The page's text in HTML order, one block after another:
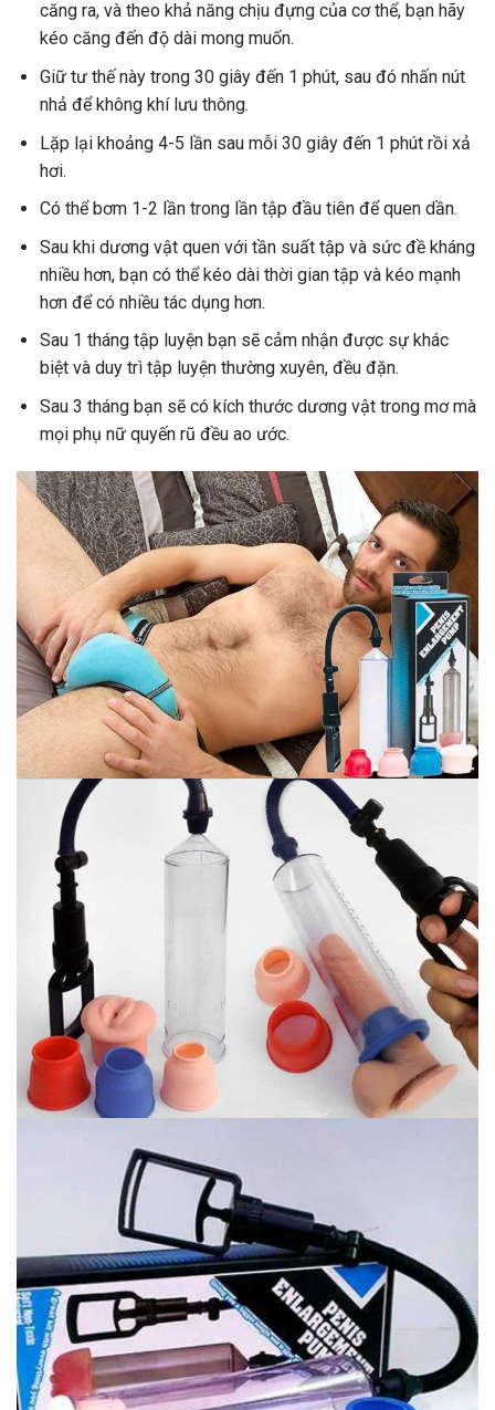
căng ra, và theo khả năng chịu đựng của cơ thể, bạn hãy
kéo căng đến độ dài mong muốn.
Giữ tư thế này trong 30 giây đến 1 phút, sau đó nhấn nút
nhả để không khí lưu thông.
Lặp lại khoảng 4-5 lần sau mỗi 30 giây đến 1 phút rồi xả
hơi.
Có thể bơm 1-2 lần trong lần tập đầu tiên để quen dần.
Sau khi dương vật quen với tần suất tập và sức đề kháng
nhiều hơn, bạn có thể kéo dài thời gian tập và kéo mạnh
hơn để có nhiều tác dụng hơn.
Sau 1 tháng tập luyện bạn sẽ cảm nhận được sự khác
biệt và duy trì tập luyện thường xuyên, đều đặn.
Sau 3 tháng bạn sẽ có kích thước dương vật trong mơ mà
mọi phụ nữ quyến rũ đều ao ước.